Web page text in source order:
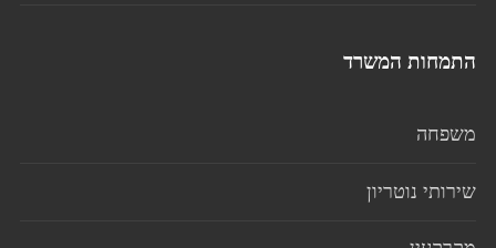
התמחות המשרד
משפחה
שירותי נוטריון